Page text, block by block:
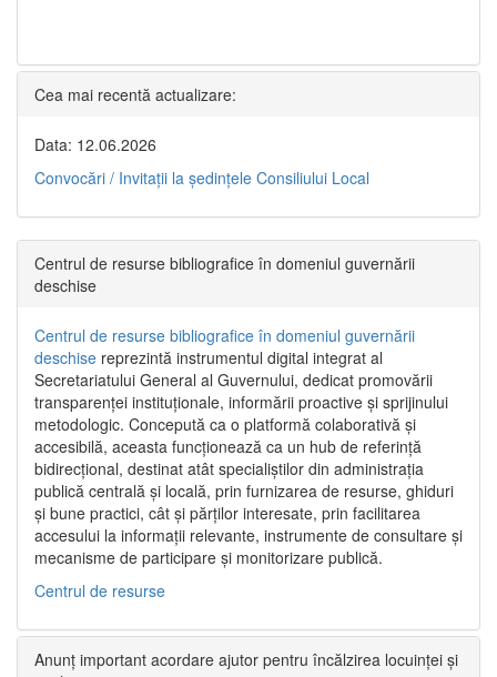
Cea mai recentă actualizare:
Data: 12.06.2026
Convocări / Invitaţii la şedinţele Consiliului Local
Centrul de resurse bibliografice în domeniul guvernării
deschise
Centrul de resurse bibliografice în domeniul guvernării
deschise reprezintă instrumentul digital integrat al
Secretariatului General al Guvernului, dedicat promovării
transparenței instituționale, informării proactive și sprijinului
metodologic. Concepută ca o platformă colaborativă și
accesibilă, aceasta funcționează ca un hub de referință
bidirecțional, destinat atât specialiștilor din administrația
publică centrală și locală, prin furnizarea de resurse, ghiduri
și bune practici, cât și părților interesate, prin facilitarea
accesului la informații relevante, instrumente de consultare și
mecanisme de participare și monitorizare publică.
Centrul de resurse
Anunț important acordare ajutor pentru încălzirea locuinței și